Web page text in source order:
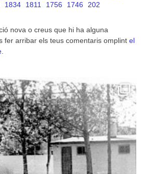
1834 1811 1756 1746 202
nova o creus que hi ha alguna
fer arribar els teus comentaris omplint el
.